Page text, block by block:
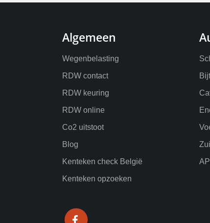
Algemeen
Wegenbelasting
RDW contact
RDW keuring
RDW online
Co2 uitstoot
Blog
Kenteken check België
Kenteken opzoeken